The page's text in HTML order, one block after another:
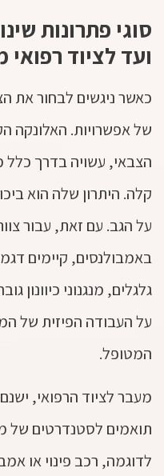
סוגי פתרונות
ועד לציוד
כאשר ניגשים לבחור את
של אפשרויות. האלונקה
הצבאי, עשויה בדרך כלל
קלה. היתרון שלה הוא
על הגב. עם זאת, עבור
באמבולנסים, קיימים
גלגלים, מנגנוני כיוונון
על העבודה הפיזית של
המטופל.
מעבר לציוד הרפואי, ישנם
תואמים לסטנדרטים של
לדוגמה, רכב פינוי או